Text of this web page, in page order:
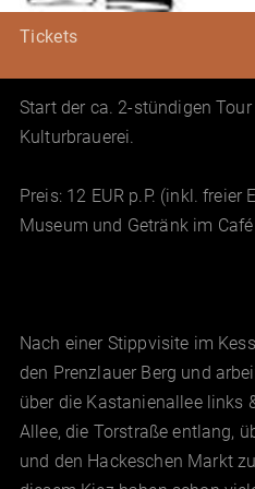
Tickets
Start der ca. 2-stündigen
Kulturbrauerei.
Preis: 12 EUR p.P. (inkl. freier
Museum und Getränk im Café
Nach einer Stippvisite im
den Prenzlauer Berg und
über die Kastanienallee links
Allee, die Torstraße entlang,
und den Hackeschen Markt